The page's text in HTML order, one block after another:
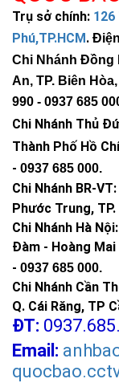
Trụ sở chính: 126
Phú,TP.HCM .
Chi Nhánh Đồng
An, TP. Biên
990 - 0937 685
Chi Nhánh Thủ
Thành Phố Hồ
- 0937 685 000.
Chi Nhánh BR-VT:
Phước Trung, TP.
Chi Nhánh Hà
Đàm - Hoàng Mai
- 0937 685 000.
Chi Nhánh Cần
Q. Cái Răng, TP
ĐT:
Email: